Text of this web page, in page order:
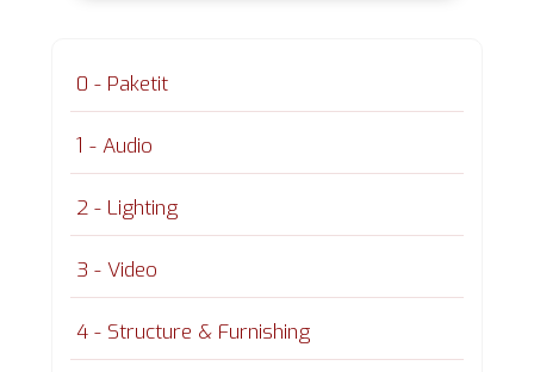
0 - Paketit
1 - Audio
2 - Lighting
3 - Video
4 - Structure & Furnishing